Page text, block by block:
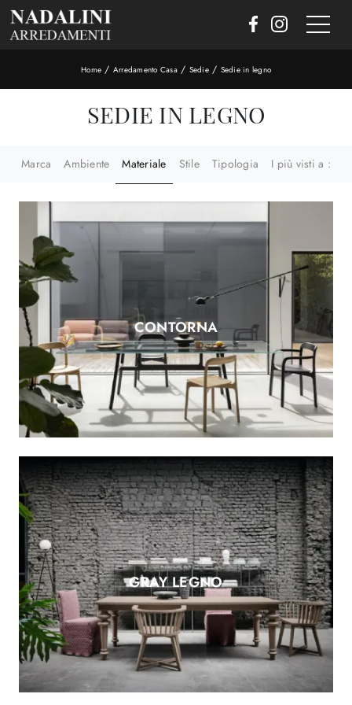
Home / Arredamento Casa/ Sedie/ Sedie in legno
SEDIE IN LEGNO
Marca Ambiente Materiale Stile Tipologia I più visti a :
CONTORNA
GRAY LEGNO